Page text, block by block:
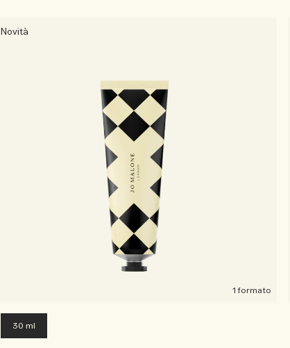
Novità
1 formato
30 ml